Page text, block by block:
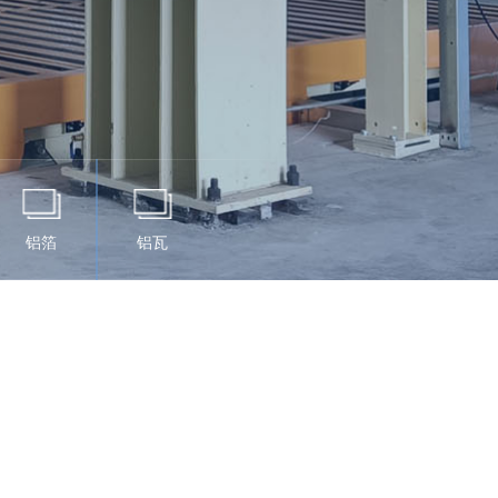
铝箔 铝瓦